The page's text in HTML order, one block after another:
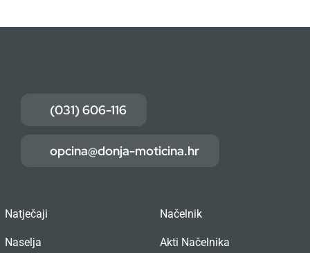
(031) 606-116
opcina@donja-moticina.hr
Natječaji
Naselja
Načelnik
Akti Načelnika